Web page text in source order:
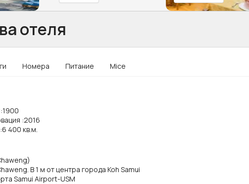
отеля
Номера Питание Mice
:1900
:2016
:6 400 кв.м.
В 1 м от центра города Koh Samui
Samui Airport-USM